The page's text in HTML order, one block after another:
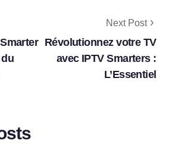
du
Next Post
Révolutionnez votre TV
avec IPTV Smarters :
L’Essentiel